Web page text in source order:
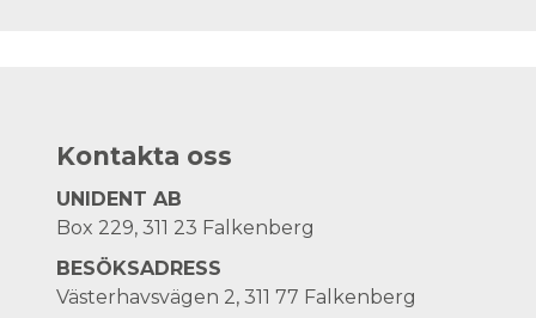
Kontakta oss
UNIDENT AB
Box 229, 311 23 Falkenberg
BESÖKSADRESS
Västerhavsvägen 2, 311 77 Falkenberg